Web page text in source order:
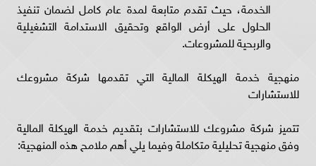
الخدمة، حيث تقدم متابعة لمدة عام كامل لضمان تنفيذ
الحلول على أرض الواقع وتحقيق الاستدامة التشغيلية
والربحية للمشروعات.
منهجية خدمة الهيكلة المالية التي تقدمها شركة مشروعك
للاستشارات
تتميز شركة مشروعك للاستشارات بتقديم خدمة الهيكلة المالية
وفق منهجية تحليلية متكاملة وفيما يلي أهم ملامح هذه المنهجية: